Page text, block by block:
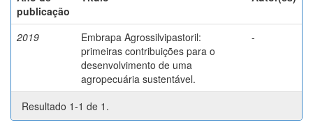
publicação
2019
Embrapa Agrossilvipastoril:
primeiras contribuições para o
desenvolvimento de uma
agropecuária sustentável.
-
Resultado 1-1 de 1.